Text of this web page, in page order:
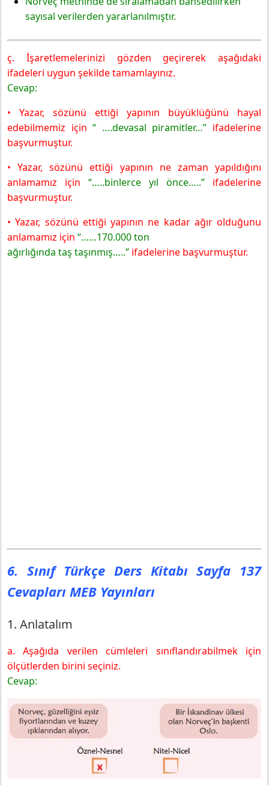
sayısal verilerden yararlanılmıştır.
ç. İşaretlemelerinizi gözden geçirerek aşağıdaki
ifadeleri uygun şekilde tamamlayınız.
Cevap:
• Yazar, sözünü ettiği yapının büyüklüğünü hayal
edebilmemiz için“ ….devasal piramitler…” ifadelerine
başvurmuştur.
• Yazar, sözünü ettiği yapının ne zaman yapıldığını
anlamamız için “…..binlerce yıl önce…..” ifadelerine
başvurmuştur.
• Yazar, sözünü ettiği yapının ne kadar ağır olduğunu
anlamamız için “……170.000 ton
ağırlığında taş taşınmış…..” ifadelerine başvurmuştur.
6. Sınıf Türkçe Ders Kitabı Sayfa 137
Cevapları MEB Yayınları
1. Anlatalım
a. Aşağıda verilen cümleleri sınıflandırabilmek için
ölçütlerden birini seçiniz.
Cevap: